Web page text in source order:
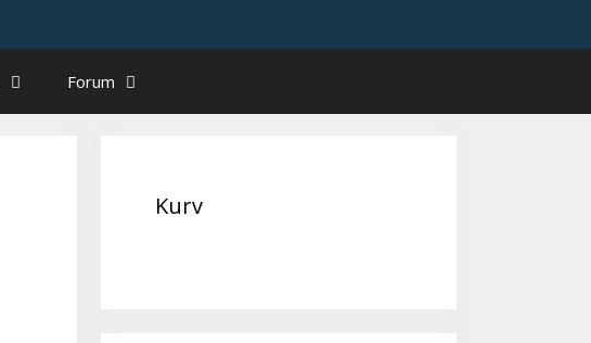
Forum
Kurv